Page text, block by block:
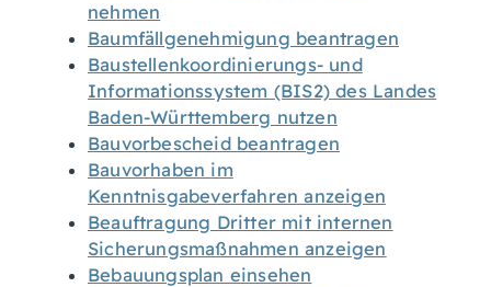
nehmen
Baumfällgenehmigung beantragen
Baustellenkoordinierungs- und
Informationssystem (BIS2) des Landes
Baden-Württemberg nutzen
Bauvorbescheid beantragen
Bauvorhaben im
Kenntnisgabeverfahren anzeigen
Beauftragung Dritter mit internen
Sicherungsmaßnahmen anzeigen
Bebauungsplan einsehen